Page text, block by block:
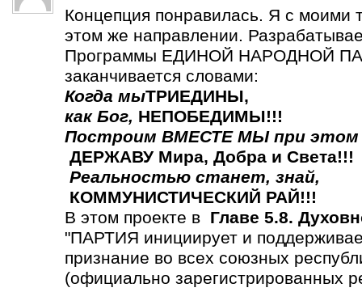
Концепция понравилась. Я с моими
этом же направлении.
Программы ЕДИНОЙ НАРОДНОЙ
заканчивается словами:
Когда мыТРИЕДИНЫ,
как Бог, НЕПОБЕДИМЫ!!!
Построим ВМЕСТЕ МЫ при этом
ДЕРЖАВУ Мира, Добра и Света!!!
Реальностью станет, знай,
КОММУНИСТИЧЕСКИЙ РАЙ!!!
В этом проекте в Главе 5.8.
"ПАРТИЯ инициирует и
признание во всех союзных
(официально зарегистрированных